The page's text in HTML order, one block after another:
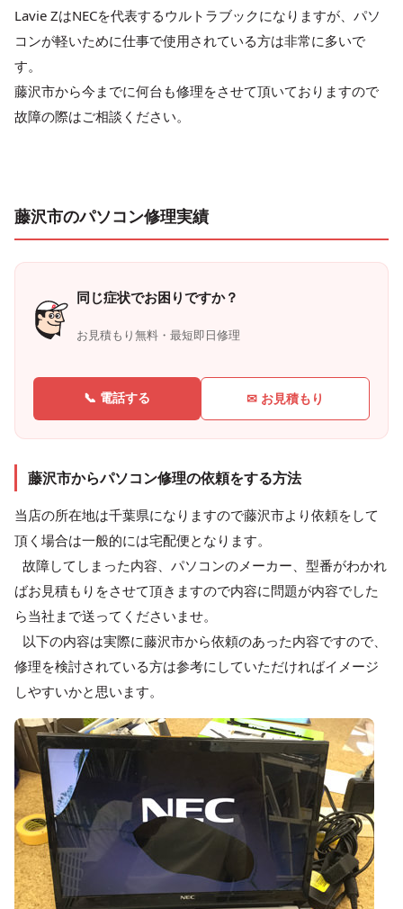
Lavie ZはNECを代表するウルトラブックになりますが、パソ
コンが軽いために仕事で使用されている方は非常に多いで
す。
藤沢市から今までに何台も修理をさせて頂いておりますので
故障の際はご相談ください。
藤沢市のパソコン修理実績
同じ症状でお困りですか？
お見積もり無料・最短即日修理
📞 電話する ✉ お見積もり
藤沢市からパソコン修理の依頼をする方法
当店の所在地は千葉県になりますので藤沢市より依頼をして
頂く場合は一般的には宅配便となります。
故障してしまった内容、パソコンのメーカー、型番がわかれ
ばお見積もりをさせて頂きますので内容に問題が内容でした
ら当社まで送ってくださいませ。
以下の内容は実際に藤沢市から依頼のあった内容ですので、
修理を検討されている方は参考にしていただければイメージ
しやすいかと思います。